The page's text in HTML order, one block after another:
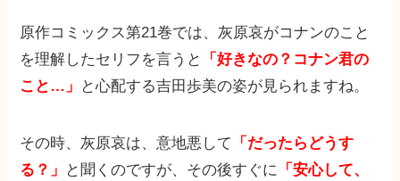
原作コミックス第21巻では、灰原哀がコナンのこと
を理解したセリフを言うと
「好きなの？コナン君の
こと…」
と心配する吉田歩美の姿が見られますね。
その時、灰原哀は、意地悪して
「だったらどうす
る？」
と聞くのですが、その後すぐに 「安心して、